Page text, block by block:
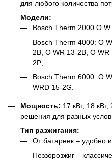
для любого количества
Модели:
Bosch Therm 2000 O W
Bosch Therm 4000: O
2B, O WR 13-2B, O
2P;
Bosch Therm 6000: О
WRD 15-2G.
Мощность: 17 кВт, 18
решения для разных
Тип разжигания:
От батареек – удобно
Пеззорозжиг –